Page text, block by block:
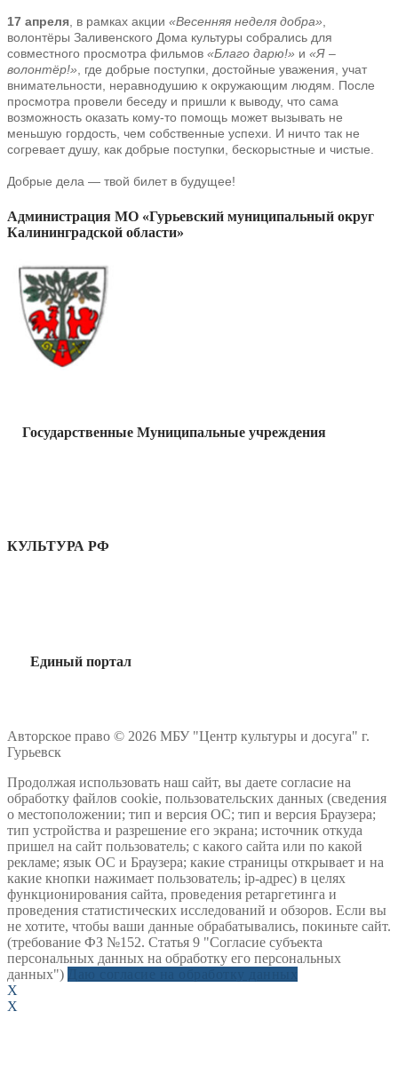
17 апреля, в рамках акции «Весенняя неделя добра»,
волонтёры Заливенского Дома культуры собрались для
совместного просмотра фильмов «Благо дарю!» и «Я –
волонтёр!», где добрые поступки, достойные уважения, учат
внимательности, неравнодушию к окружающим людям. После
просмотра провели беседу и пришли к выводу, что сама
возможность оказать кому-то помощь может вызывать не
меньшую гордость, чем собственные успехи. И ничто так не
согревает душу, как добрые поступки, бескорыстные и чистые.
Добрые дела — твой билет в будущее!
Администрация МО «Гурьевский муниципальный округ
Калининградской области»
Государственные Муниципальные учреждения
КУЛЬТУРА РФ
Единый портал
Авторское право © 2026 МБУ "Центр культуры и досуга" г.
Гурьевск
Продолжая использовать наш сайт, вы даете согласие на
обработку файлов cookie, пользовательских данных (сведения
о местоположении; тип и версия ОС; тип и версия Браузера;
тип устройства и разрешение его экрана; источник откуда
пришел на сайт пользователь; с какого сайта или по какой
рекламе; язык ОС и Браузера; какие страницы открывает и на
какие кнопки нажимает пользователь; ip-адрес) в целях
функционирования сайта, проведения ретаргетинга и
проведения статистических исследований и обзоров. Если вы
не хотите, чтобы ваши данные обрабатывались, покиньте сайт.
(требование ФЗ №152. Статья 9 "Согласие субъекта
персональных данных на обработку его персональных
данных")
X
X